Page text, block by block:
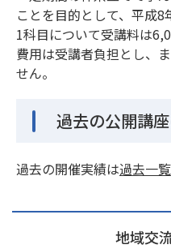
地域交
ことを目的として、平成8
1科目について受講料は
費用は受講者負担とし、
せん。
過去の公開講
過去の開催実績は過去一覧